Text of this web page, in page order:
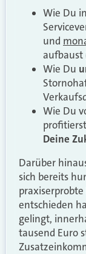
Wie Du in
und
aufbaust
Wie Du
Wie Du
Deine
Darüber
sich bereits
praxiserprobte
entschieden
gelingt,
tausend Euro